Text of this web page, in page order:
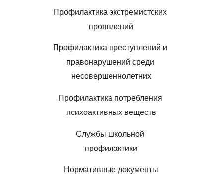
Профилактика экстремистских
проявлений
Профилактика преступлений и
правонарушений среди
несовершеннолетних
Профилактика потребления
психоактивных веществ
Службы школьной
профилактики
Нормативные документы